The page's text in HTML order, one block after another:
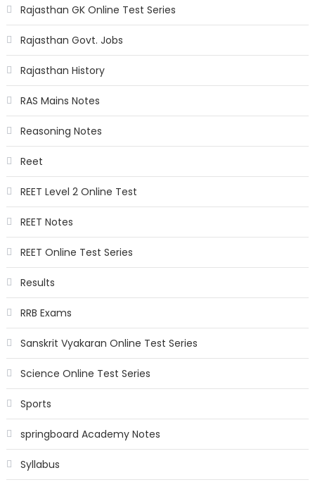
Rajasthan GK Online Test Series
Rajasthan Govt. Jobs
Rajasthan History
RAS Mains Notes
Reasoning Notes
Reet
REET Level 2 Online Test
REET Notes
REET Online Test Series
Results
RRB Exams
Sanskrit Vyakaran Online Test Series
Science Online Test Series
Sports
springboard Academy Notes
Syllabus